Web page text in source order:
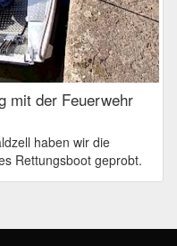
mit der Feuerwehr
haben wir die
Rettungsboot geprobt.